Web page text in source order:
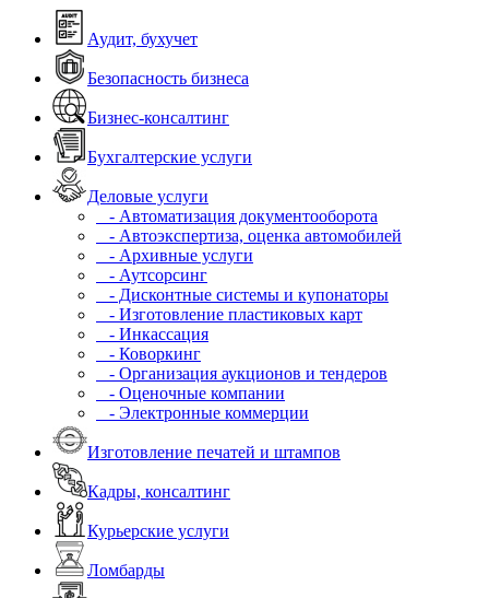
Аудит, бухучет
Безопасность бизнеса
Бизнес-консалтинг
Бухгалтерские услуги
Деловые услуги
- Автоматизация документооборота
- Автоэкспертиза, оценка автомобилей
- Архивные услуги
- Аутсорсинг
- Дисконтные системы и купонаторы
- Изготовление пластиковых карт
- Инкассация
- Коворкинг
- Организация аукционов и тендеров
- Оценочные компании
- Электронные коммерции
Изготовление печатей и штампов
Кадры, консалтинг
Курьерские услуги
Ломбарды